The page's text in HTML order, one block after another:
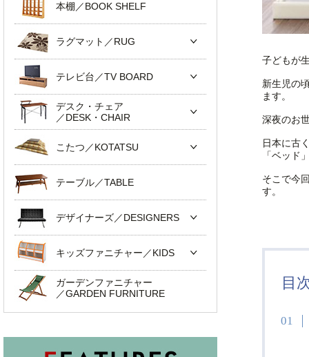
子どもが
新生児の
ます。
深夜のお
日本に古
「ベッド
そこで今
す。
目
本棚／BOOK SHELF
ラグマット／RUG
テレビ台／TV BOARD
デスク・チェア
／DESK・CHAIR
こたつ／KOTATSU
テーブル／TABLE
デザイナーズ／DESIGNERS
キッズファニチャー／KIDS
ガーデンファニチャー
／GARDEN FURNITURE